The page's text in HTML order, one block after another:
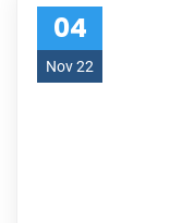
04
Nov 22